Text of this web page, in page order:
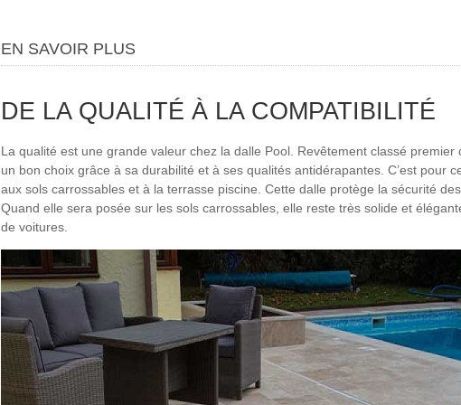
EN SAVOIR PLUS
DE LA QUALITÉ À LA COMPATIBILITÉ
La qualité est une grande valeur chez la dalle Pool. Revêtement classé
un bon choix grâce à sa durabilité et à ses qualités antidérapantes. C’est pour
aux sols carrossables et à la terrasse piscine. Cette dalle protège la sécurité
Quand elle sera posée sur les sols carrossables, elle reste très solide et
de voitures.